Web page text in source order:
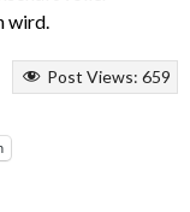
wird.
Post Views: 659